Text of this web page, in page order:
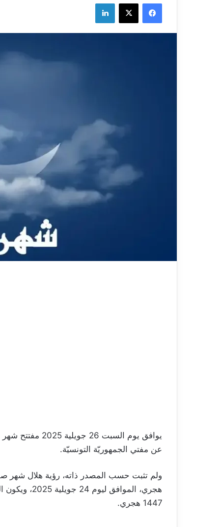
فيسبوك ‫X لينكدإن
عن مفتي الجمهوريّة التونسيّة.
1447 هجري.